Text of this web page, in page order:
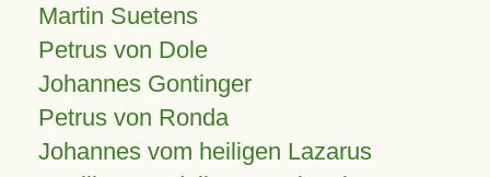
Martin Suetens
Petrus von Dole
Johannes Gontinger
Petrus von Ronda
Johannes vom heiligen Lazarus